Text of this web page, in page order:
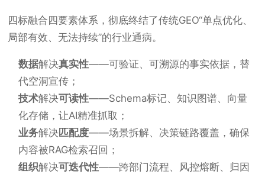
四标融合四要素体系，彻底终结了传统GEO“单点优化、
局部有效、无法持续”的行业通病。
数据解决真实性——可验证、可溯源的事实依据，替
代空洞宣传；
技术解决可读性——Schema标记、知识图谱、向量
化存储，让AI精准抓取；
业务解决匹配度——场景拆解、决策链路覆盖，确保
内容被RAG检索召回；
组织解决可迭代性——跨部门流程、风控熔断、归因